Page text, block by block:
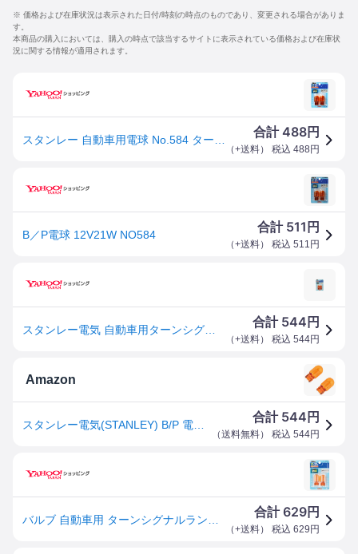
※ 価格および在庫状況は表示された日付/時刻の時点のものであり、変更される場合がありま
す。
本商品の購入においては、購入の時点で該当するサイトに表示されている価格および在庫状
況に関する情報が適用されます。
合計488円
（+送料） 税込 488 円
B／P電球 12V21W NO584
合計 511 円
（+送料） 税込 511 円
合計 544 円
（+送料） 税込 544円
Amazon
合計 544 円
（送料無料） 税込 544円
合計629円
（+送料） 税込 629 円